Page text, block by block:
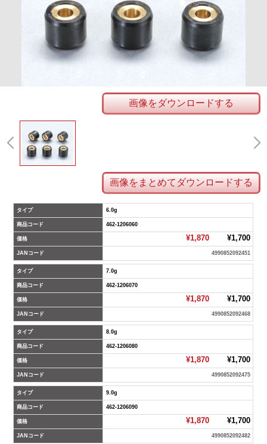
画像をダウンロードする
画像をまとめてダウンロードする
タイプ 6.0g
商品コード 462-1206060
価格 ¥1,870¥1,700
JANコード 4990852092451
タイプ 7.0g
商品コード 462-1206070
価格 ¥1,870¥1,700
JANコード 4990852092468
タイプ 8.0g
商品コード 462-1206080
価格 ¥1,870¥1,700
JANコード 4990852092475
タイプ 9.0g
商品コード 462-1206090
価格 ¥1,870¥1,700
JANコード 4990852092482